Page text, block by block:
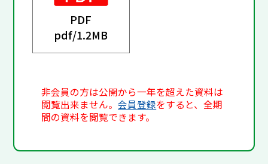
PDF
pdf/1.2MB
非会員の方は公開から一年を超えた資料は
閲覧出来ません。会員登録をすると、全期
間の資料を閲覧できます。